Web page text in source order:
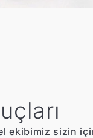
ekibimiz sizin